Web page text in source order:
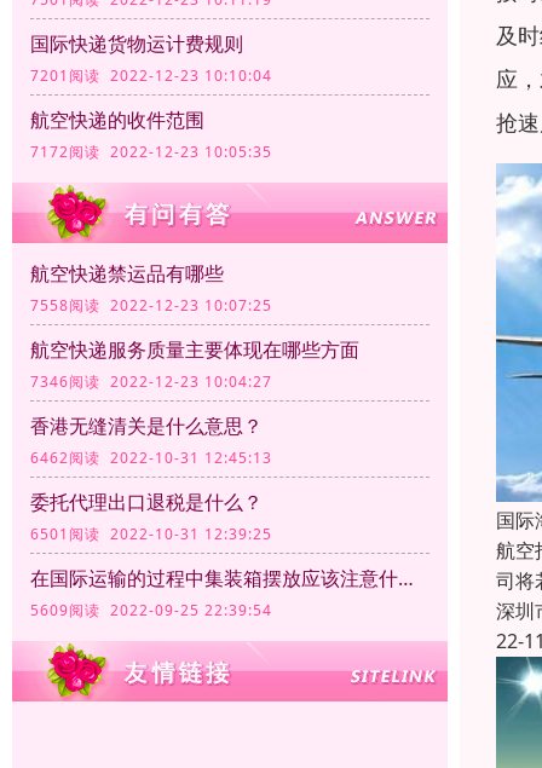
国际快递货物运计费规则
7201阅读 2022-12-23 10:10:04
航空快递的收件范围
7172阅读 2022-12-23 10:05:35
航空快递禁运品有哪些
7558阅读 2022-12-23 10:07:25
航空快递服务质量主要体现在哪些方面
7346阅读 2022-12-23 10:04:27
香港无缝清关是什么意思？
6462阅读 2022-10-31 12:45:13
委托代理出口退税是什么？
6501阅读 2022-10-31 12:39:25
在国际运输的过程中集装箱摆放应该注意什么？
5609阅读 2022-09-25 22:39:54
及
应
抢
国际
航空
司将
深圳
22-